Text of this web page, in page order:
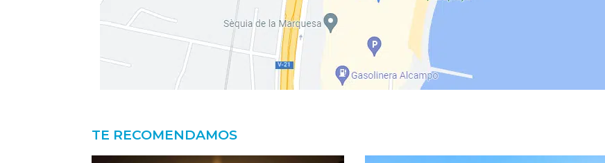
TE RECOMENDAMOS